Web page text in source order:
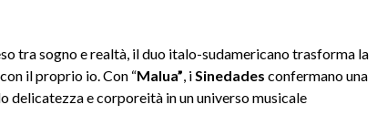
tra sogno e realtà, il duo italo-sudamericano trasforma la
il proprio io. Con “Malua”, iSinedades confermano una
delicatezza e corporeità in un universo musicale